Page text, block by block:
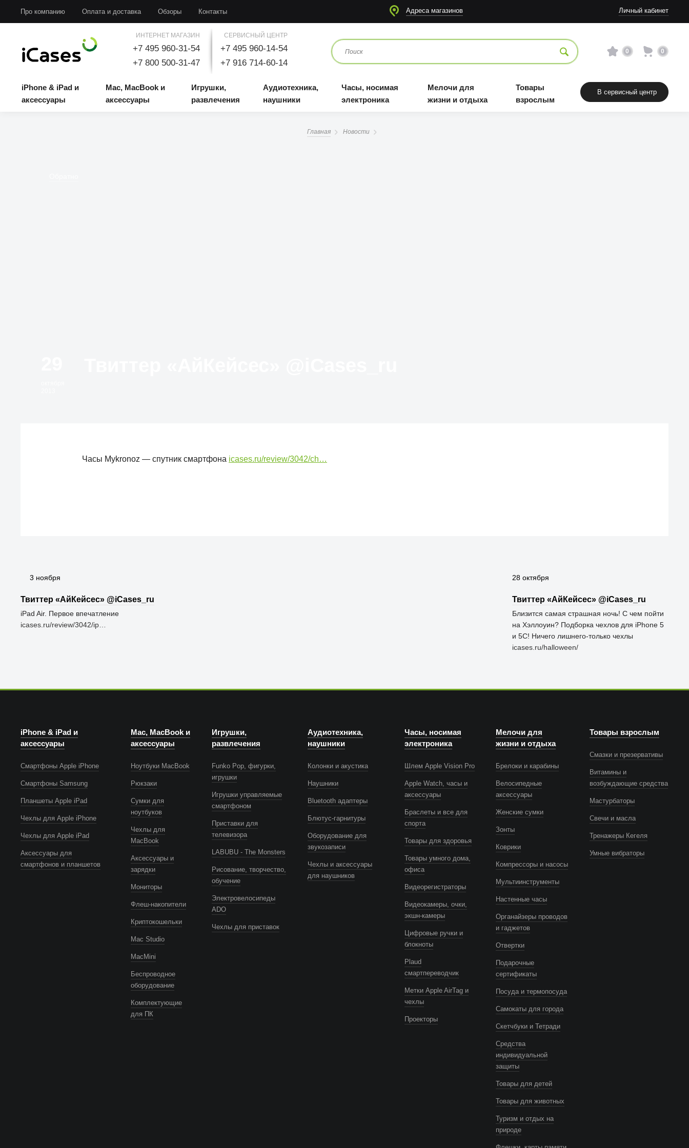
Про компанию Оплата и доставка Обзоры Контакты Адреса магазинов Личный кабинет
ИНТЕРНЕТ МАГАЗИН
+7 495 960-31-54
+7 800 500-31-47
СЕРВИСНЫЙ ЦЕНТР
+7 495 960-14-54
+7 916 714-60-14
0 0
iPhone & iPad и
аксессуары
Mac, MacBook и
аксессуары
Игрушки,
развлечения
Аудиотехника,
наушники
Часы, носимая
электроника
Мелочи для
жизни и отдыха
Товары
взрослым
В сервисный центр
Главная Новости
Часы Mykronoz — спутник смартфона icases.ru/review/3042/ch…
28 октября
Твиттер «АйКейсес» ‏@iCases_ru
Близится самая страшная ночь! С чем пойти
на Хэллоуин? Подборка чехлов для iPhone 5
и 5C! Ничего лишнего-только чехлы
icases.ru/halloween/
3 ноября
Твиттер «АйКейсес» ‏@iCases_ru
iPad Air. Первое впечатление
icases.ru/review/3042/ip…
iPhone & iPad и
аксессуары
Смартфоны Apple iPhone
Смартфоны Samsung
Планшеты Apple iPad
Чехлы для Apple iPhone
Чехлы для Apple iPad
Аксессуары для
смартфонов и планшетов
Mac, MacBook и
аксессуары
Ноутбуки MacBook
Рюкзаки
Сумки для
ноутбуков
Чехлы для
MacBook
Аксессуары и
зарядки
Мониторы
Флеш-накопители
Криптокошельки
Mac Studio
MacMini
Беспроводное
оборудование
Комплектующие
для ПК
Игрушки,
развлечения
Funko Pop, фигурки,
игрушки
Игрушки управляемые
смартфоном
Приставки для
телевизора
LABUBU - The Monsters
Рисование, творчество,
обучение
Электровелосипеды
ADO
Чехлы для приставок
Аудиотехника,
наушники
Колонки и акустика
Наушники
Bluetooth адаптеры
Блютус-гарнитуры
Оборудование для
звукозаписи
Чехлы и аксессуары
для наушников
Часы, носимая
электроника
Шлем Apple Vision Pro
Apple Watch, часы и
аксессуары
Браслеты и все для
спорта
Товары для здоровья
Товары умного дома,
офиса
Видеорегистраторы
Видеокамеры, очки,
экшн-камеры
Цифровые ручки и
блокноты
Plaud
смартпереводчик
Метки Apple AirTag и
чехлы
Проекторы
Мелочи для
жизни и отдыха
Брелоки и карабины
Велосипедные
аксессуары
Женские сумки
Зонты
Коврики
Компрессоры и насосы
Мультиинструменты
Настенные часы
Органайзеры проводов
и гаджетов
Отвертки
Подарочные
сертификаты
Посуда и термопосуда
Самокаты для города
Скетчбуки и Тетради
Средства
индивидуальной
защиты
Товары для детей
Товары для животных
Туризм и отдых на
природе
Товары взрослым
Смазки и презервативы
Витамины и
возбуждающие средства
Мастурбаторы
Свечи и масла
Тренажеры Кегеля
Умные вибраторы